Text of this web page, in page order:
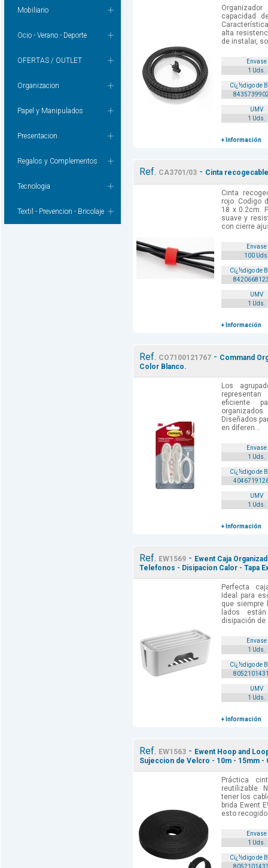
Mobiliario
Ocio - Verano - Deporte
OFERTAS / OUTLET
Organizacion
Papel y Manipulados
Presentacion
Regalos y Complementos
Tecnologia
Textil - Prevencion - Bricolaje
capacidad
alta
de instalar,
Envase
1 Uds.
Cï¿½digo de
UMV
1 Uds.
+ Información
Ref. CA3701/03 - Cinta
Cinta
rojo. Codigo
18 x 0.2cm.
suave y
con cierre
Envase
100
Cï¿½digo de
UMV
1 Uds.
+ Información
Ref. CO7100121767 - Command
Color Blanco.
Los
eficiente
Diseñados
en diferen...
Envase
1 Uds.
Cï¿½digo de
UMV
1 Uds.
+ Información
Ref. EW1569 - Ewent Caja
Telefonos - Disipacion Calor - Tapa
Perfecta
Ideal para
que siempre
lados
disipación de
Envase
1 Uds.
Cï¿½digo de
UMV
1 Uds.
+ Información
Ref. EW1563 - Ewent Hoop and
Sujeccion de Velcro - 10m - 15mm -
Práctica
reutilizable
tener los
brida Ewent
esto
Envase
1 Uds.
Cï¿½digo de